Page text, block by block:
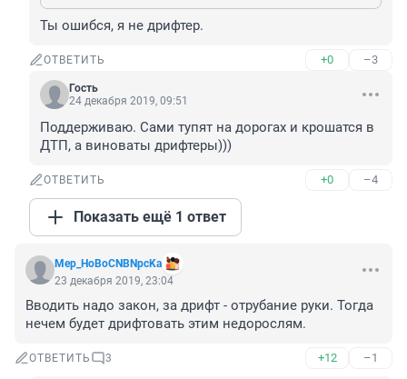
Ты ошибся, я не дрифтер.
ОТВЕТИТЬ +0 –3
Гость
24 декабря 2019, 09:51
Поддерживаю. Сами тупят на дорогах и крошатся в
ДТП, а виноваты дрифтеры)))
ОТВЕТИТЬ +0 –4
Показать ещё 1 ответ
Mep_HoBoCNBNpcKa
23 декабря 2019, 23:04
Вводить надо закон, за дрифт - отрубание руки. Тогда
нечем будет дрифтовать этим недорослям.
ОТВЕТИТЬ 3 +12 –1